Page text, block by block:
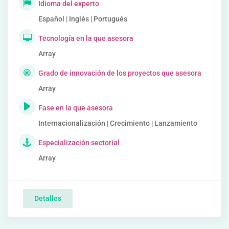
Idioma del experto
Español | Inglés | Portugués
Tecnología en la que asesora
Array
Grado de innovación de los proyectos que asesora
Array
Fase en la que asesora
Internacionalización | Crecimiento | Lanzamiento
Especialización sectorial
Array
Detalles